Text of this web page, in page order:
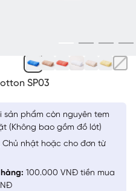
SP03
sản phẩm còn nguyên tem
(Không bao gồm đồ lót)
Chủ nhật hoặc cho đơn từ
100.000 VNĐ tiền mua